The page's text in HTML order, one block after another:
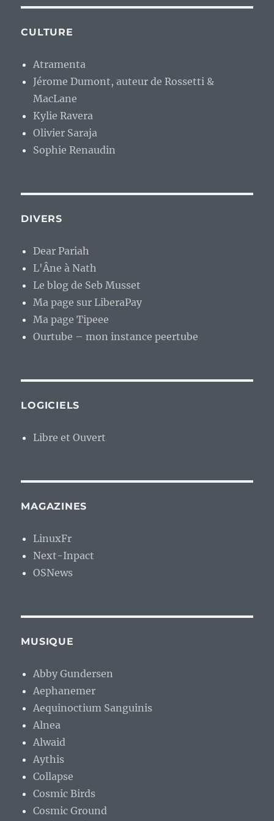
CULTURE
Atramenta
Jérome Dumont, auteur de Rossetti &
MacLane
Kylie Ravera
Olivier Saraja
Sophie Renaudin
DIVERS
Dear Pariah
L'Âne à Nath
Le blog de Seb Musset
Ma page sur LiberaPay
Ma page Tipeee
Ourtube – mon instance peertube
LOGICIELS
Libre et Ouvert
MAGAZINES
LinuxFr
Next-Inpact
OSNews
MUSIQUE
Abby Gundersen
Aephanemer
Aequinoctium Sanguinis
Alnea
Alwaid
Aythis
Collapse
Cosmic Birds
Cosmic Ground